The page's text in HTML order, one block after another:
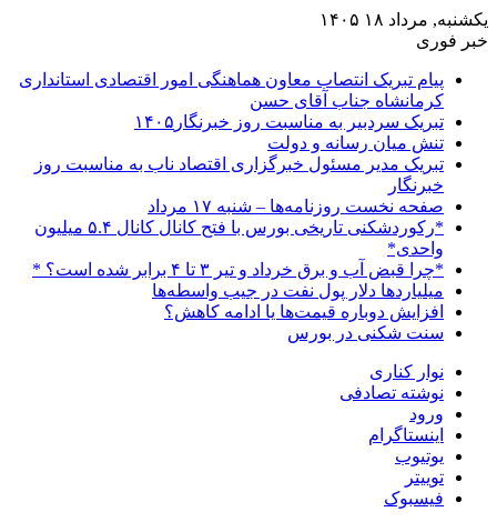
یکشنبه, مرداد ۱۸ ۱۴۰۵
خبر فوری
پیام تبریک انتصاب معاون هماهنگی امور اقتصادی استانداری
کرمانشاه جناب آقای حسن
تبریک سردبیر به مناسبت روز خبرنگار۱۴۰۵
تنش میان رسانه و دولت
تبریک مدیر مسئول خبرگزاری اقتصاد ناب به مناسبت روز
خبرنگار
صفحه نخست روزنامه‌ها – شنبه ۱۷ مرداد
*رکوردشکنی تاریخی بورس با فتح کانال کانال ۵.۴ میلیون
واحدی*
*چرا قبض آب و برق خرداد و تیر ۳ تا ۴ برابر شده است؟ *
میلیاردها دلار پول نفت در جیب واسطه‌ها
افزایش دوباره قیمت‌ها یا ادامه کاهش؟
سنت شکنی در بورس
نوار کناری
نوشته تصادفی
ورود
اینستاگرام
یوتیوب
توییتر
فیسبوک